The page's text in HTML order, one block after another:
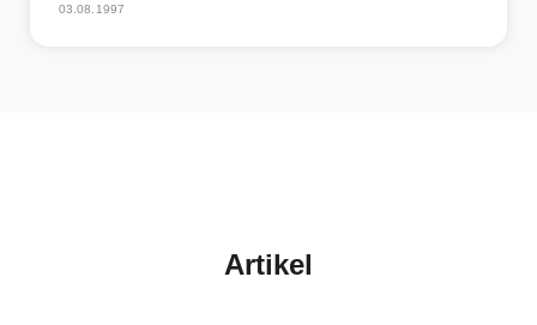
03.08.1997
Artikel